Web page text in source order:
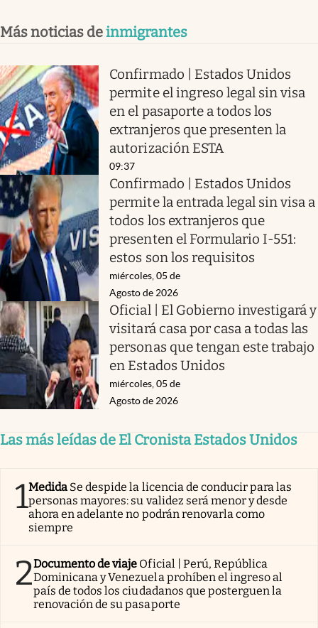
Más noticias deinmigrantes
Confirmado | Estados Unidos
permite el ingreso legal sin visa
en el pasaporte a todos los
extranjeros que presenten la
autorización ESTA
09:37
Confirmado | Estados Unidos
permite la entrada legal sin visa a
todos los extranjeros que
presenten el Formulario I-551:
estos son los requisitos
miércoles, 05 de
Agosto de 2026
Oficial | El Gobierno investigará y
visitará casa por casa a todas las
personas que tengan este trabajo
en Estados Unidos
miércoles, 05 de
Agosto de 2026
Las más leídas de El Cronista Estados Unidos
1Medida Se despide la licencia de conducir para las
personas mayores: su validez será menor y desde
ahora en adelante no podrán renovarla como
siempre
2Documento de viaje Oficial | Perú, República
Dominicana y Venezuela prohíben el ingreso al
país de todos los ciudadanos que posterguen la
renovación de su pasaporte